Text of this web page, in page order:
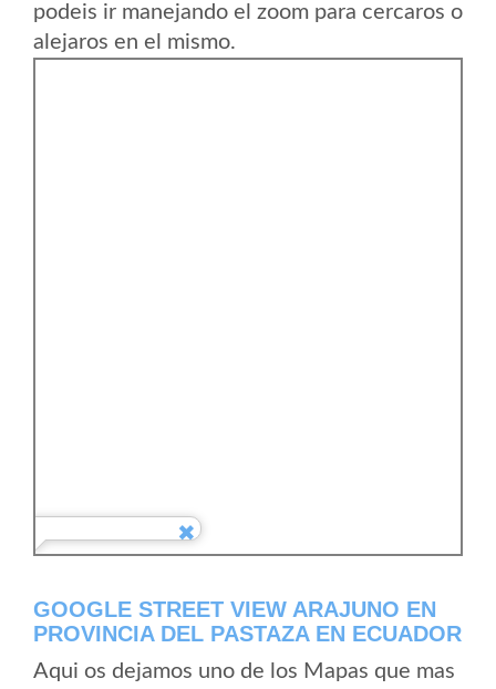
podeis ir manejando el zoom para cercaros o
alejaros en el mismo.
GOOGLE STREET VIEW ARAJUNO EN
PROVINCIA DEL PASTAZA EN ECUADOR
Aqui os dejamos uno de los Mapas que mas